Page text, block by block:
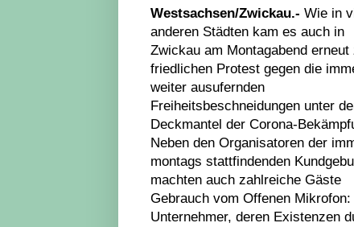
Westsachsen/Zwickau.- Wie in
anderen Städten kam es auch in
Zwickau am Montagabend erneut
friedlichen Protest gegen die
weiter ausufernden
Freiheitsbeschneidungen unter
Deckmantel der Corona-
Neben den Organisatoren der
montags stattfindenden
machten auch zahlreiche Gäste
Gebrauch vom Offenen Mikrofon:
Unternehmer, deren Existenzen